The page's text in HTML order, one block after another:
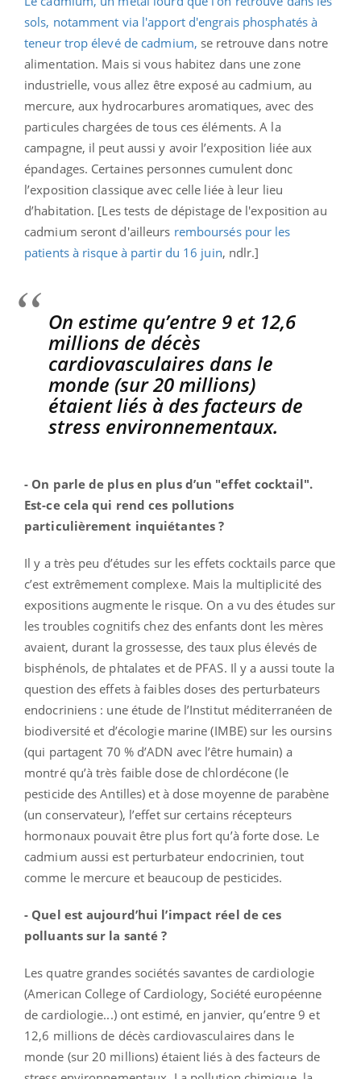
sols, notamment via l'apport d'engrais phosphatés à
teneur trop élevé de cadmium, se retrouve dans notre
alimentation. Mais si vous habitez dans une zone
industrielle, vous allez être exposé au cadmium, au
mercure, aux hydrocarbures aromatiques, avec des
particules chargées de tous ces éléments. A la
campagne, il peut aussi y avoir l’exposition liée aux
épandages. Certaines personnes cumulent donc
l’exposition classique avec celle liée à leur lieu
d’habitation. [Les tests de dépistage de l'exposition au
cadmium seront d'ailleurs remboursés pour les
patients à risque à partir du 16 juin, ndlr.]
On estime qu’entre 9 et 12,6
millions de décès
cardiovasculaires dans le
monde (sur 20 millions)
étaient liés à des facteurs de
stress environnementaux.
- On parle de plus en plus d’un "effet cocktail".
Est-ce cela qui rend ces pollutions
particulièrement inquiétantes ?
Il y a très peu d’études sur les effets cocktails parce que
c’est extrêmement complexe. Mais la multiplicité des
expositions augmente le risque. On a vu des études sur
les troubles cognitifs chez des enfants dont les mères
avaient, durant la grossesse, des taux plus élevés de
bisphénols, de phtalates et de PFAS. Il y a aussi toute la
question des effets à faibles doses des perturbateurs
endocriniens : une étude de l’Institut méditerranéen de
biodiversité et d’écologie marine (IMBE) sur les oursins
(qui partagent 70 % d’ADN avec l’être humain) a
montré qu’à très faible dose de chlordécone (le
pesticide des Antilles) et à dose moyenne de parabène
(un conservateur), l’effet sur certains récepteurs
hormonaux pouvait être plus fort qu’à forte dose. Le
cadmium aussi est perturbateur endocrinien, tout
comme le mercure et beaucoup de pesticides.
- Quel est aujourd’hui l’impact réel de ces
polluants sur la santé ?
Les quatre grandes sociétés savantes de cardiologie
(American College of Cardiology, Société européenne
de cardiologie...) ont estimé, en janvier, qu’entre 9 et
12,6 millions de décès cardiovasculaires dans le
monde (sur 20 millions) étaient liés à des facteurs de